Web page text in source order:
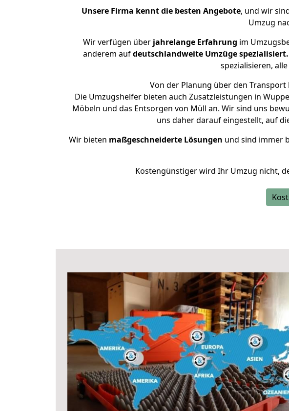
Unsere Firma kennt die besten Angebote, und wir
Umzug
Wir verfügen überjahrelange Erfahrung im
anderem aufdeutschlandweite Umzüge spezialisiert.
spezialisieren,
Von der Planung über den
Die Umzugshelfer bieten auch Zusatzleistungen in
Möbeln und das Entsorgen von Müll an. Wir sind uns
uns daher darauf eingestellt, auf
Wir bieten maßgeschneiderte Lösungen und sind immer
Kostengünstiger wird Ihr Umzug nicht,